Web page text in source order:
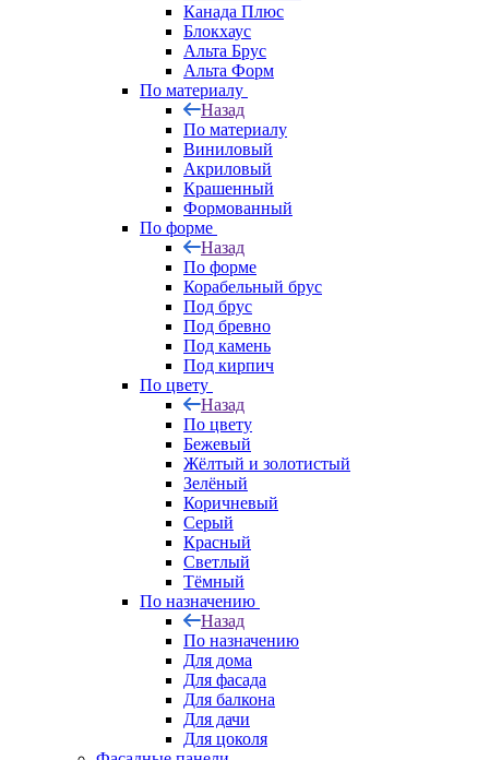
Канада Плюс
Блокхаус
Альта Брус
Альта Форм
По материалу
Назад
По материалу
Виниловый
Акриловый
Крашенный
Формованный
По форме
Назад
По форме
Корабельный брус
Под брус
Под бревно
Под камень
Под кирпич
По цвету
Назад
По цвету
Бежевый
Жёлтый и золотистый
Зелёный
Коричневый
Серый
Красный
Светлый
Тёмный
По назначению
Назад
По назначению
Для дома
Для фасада
Для балкона
Для дачи
Для цоколя